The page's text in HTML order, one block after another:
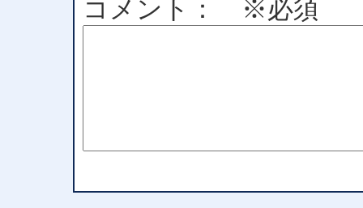
コメント： ※必須